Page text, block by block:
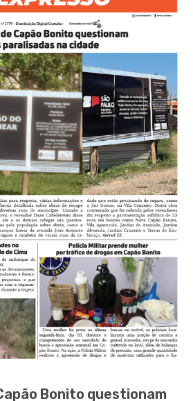
Bonito questionam